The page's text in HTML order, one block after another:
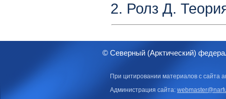
Ролз Д.
© Северный (Арктический)
При цитировании материалов с сайта
Администрация сайта: